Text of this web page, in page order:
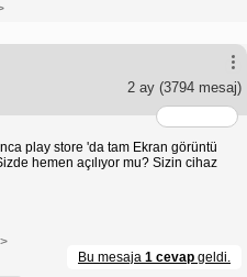
2 ay (3794 mesaj)
play store 'da tam Ekran görüntü
hemen açılıyor mu? Sizin cihaz
Bu mesaja 1 cevap geldi.